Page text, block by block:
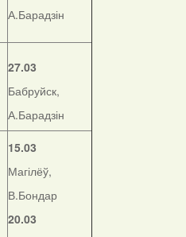
А.Барадзін
27.03
Бабруйск,
А.Барадзін
15.03
Магілёў,
В.Бондар
20.03